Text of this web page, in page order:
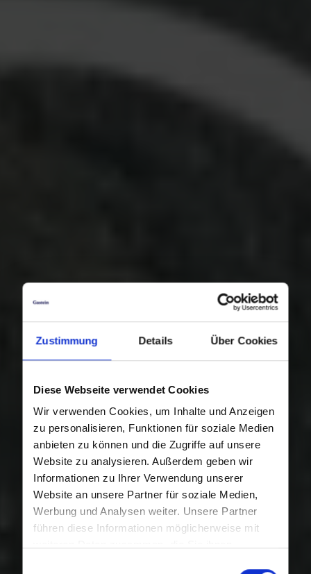
Zustimmung Details Über Cookies
Diese Webseite verwendet Cookies
Wir verwenden Cookies, um Inhalte und Anzeigen
zu personalisieren, Funktionen für soziale Medien
anbieten zu können und die Zugriffe auf unsere
Website zu analysieren. Außerdem geben wir
Informationen zu Ihrer Verwendung unserer
Website an unsere Partner für soziale Medien,
Werbung und Analysen weiter. Unsere Partner
führen diese Informationen möglicherweise mit